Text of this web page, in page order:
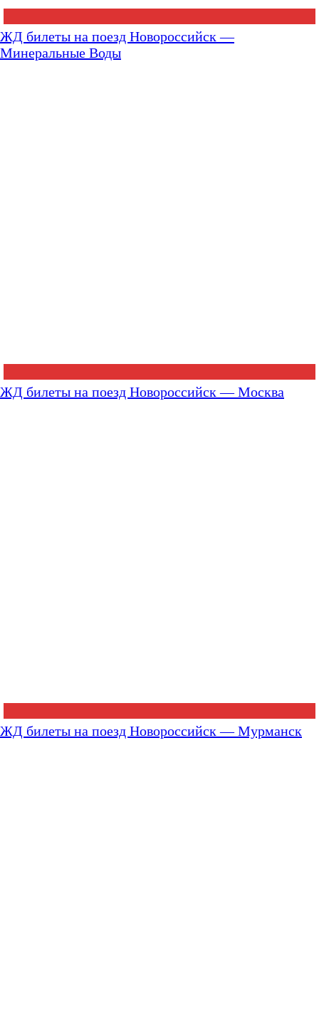
ЖД билеты на поезд Новороссийск —
Минеральные Воды
ЖД билеты на поезд Новороссийск — Москва
ЖД билеты на поезд Новороссийск — Мурманск